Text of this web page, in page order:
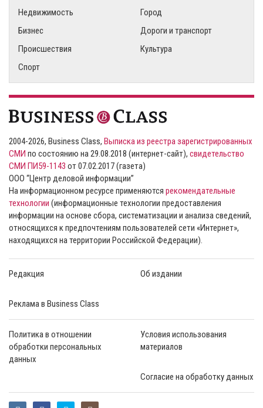
Недвижимость
Город
Бизнес
Дороги и транспорт
Происшествия
Культура
Спорт
2004-2026, Business Class, Выписка из реестра зарегистрированных
СМИ по состоянию на 29.08.2018 (интернет-сайт), свидетельство
СМИ ПИ59-1143 от 07.02.2017 (газета)
ООО “Центр деловой информации”
На информационном ресурсе применяются рекомендательные
технологии (информационные технологии предоставления
информации на основе сбора, систематизации и анализа сведений,
относящихся к предпочтениям пользователей сети «Интернет»,
находящихся на территории Российской Федерации).
Редакция Об издании
Реклама в Business Class
Политика в отношении
обработки персональных
данных
Условия использования
материалов
Согласие на обработку данных